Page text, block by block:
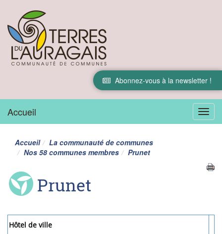
Abonnez-vous à la newsletter !
Menu
Accueil
Accueil
La communauté de communes
Nos 58 communes membres
Prunet
Prunet
Hôtel de ville